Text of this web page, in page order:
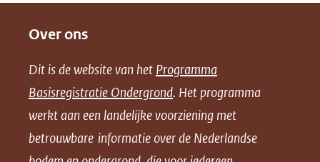
n
o
p
F
n
o
p
L
n
o
p
X
l
o
a
d
Over ons
Dit is de website van het Programma
Basisregistratie Ondergrond. Het programma
werkt aan een landelijke voorziening met
betrouwbare informatie over de Nederlandse